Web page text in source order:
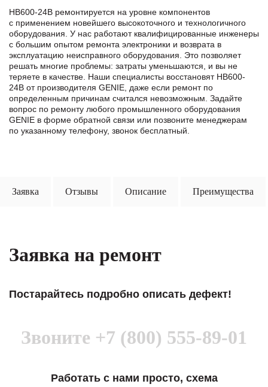
HB600-24B ремонтируется на уровне компонентов
с применением новейшего высокоточного и технологичного
оборудования. У нас работают квалифицированные инженеры
с большим опытом ремонта электроники и возврата в
эксплуатацию неисправного оборудования. Это позволяет
решать многие проблемы: затраты уменьшаются, и вы не
теряете в качестве. Наши специалисты восстановят HB600-
24B от производителя GENIE, даже если ремонт по
определенным причинам считался невозможным. Задайте
вопрос по ремонту любого промышленного оборудования
GENIE в формe обратной связи или позвоните менеджерам
по указанному телефону, звонок бесплатный.
Заявка Отзывы Описание Преимущества
Заявка на ремонт
Постарайтесь подробно описать дефект!
Звоните +7 (800) 555-89-01
Работать с нами просто, схема